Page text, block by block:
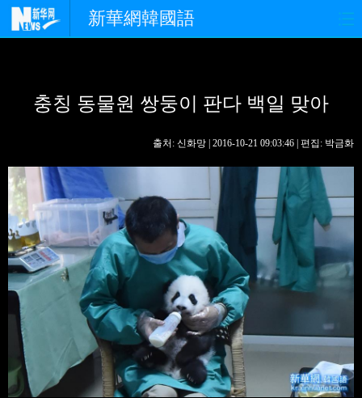
新華網韓國語
경제 사회 포토
핫 TV 문화
연예 오피니언
생생 중국어
충칭 동물원 쌍둥이 판다 백일 맞아
출처: 신화망 | 2016-10-21 09:03:46 | 편집: 박금화